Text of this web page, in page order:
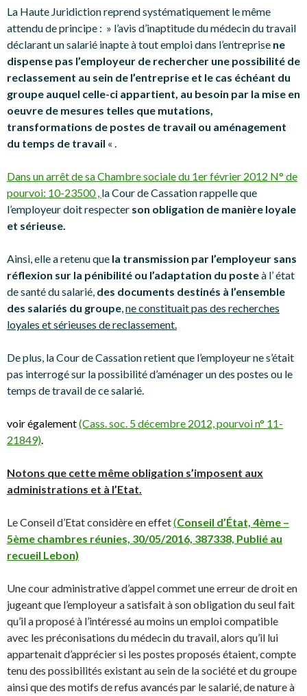
La Haute Juridiction reprend systématiquement le même
attendu de principe : » l’avis d’inaptitude du médecin du travail
déclarant un salarié inapte à tout emploi dans l’entreprise ne
dispense pas l’employeur de rechercher une possibilité de
reclassement au sein de l’entreprise et le cas échéant du
groupe auquel celle-ci appartient, au besoin par la mise en
oeuvre de mesures telles que mutations,
transformations de postes de travail ou aménagement
du temps de travail « .
Dans un arrêt de sa Chambre sociale du 1er février 2012 N° de
pourvoi: 10-23500 , la Cour de Cassation rappelle que
l’employeur doit respecter son obligation de manière loyale
et sérieuse.
Ainsi, elle a retenu que la transmission par l’employeur sans
réflexion sur la pénibilité ou l’adaptation du posteà l’ état
de santé du salarié, des documents destinés à l’ensemble
des salariés du groupe,ne constituait pas des recherches
loyales et sérieuses de reclassement.
De plus, la Cour de Cassation retient que l’employeur ne s’était
pas interrogé sur la possibilité d’aménager un des postes ou le
temps de travail de ce salarié.
voir également(Cass. soc. 5 décembre 2012, pourvoi n° 11-
21849).
Notons que cette même obligation s’imposent aux
administrations et à l’Etat.
Le Conseil d’Etat considère en effet(Conseil d’État, 4ème –
5ème chambres réunies, 30/05/2016, 387338, Publié au
recueil Lebon)
Une cour administrative d’appel commet une erreur de droit en
jugeant que l’employeur a satisfait à son obligation du seul fait
qu’il a proposé à l’intéressé au moins un emploi compatible
avec les préconisations du médecin du travail, alors qu’il lui
appartenait d’apprécier si les postes proposés étaient, compte
tenu des possibilités existant au sein de la société et du groupe
ainsi que des motifs de refus avancés par le salarié, de nature à